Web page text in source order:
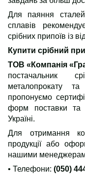
Для паяння
сплавів
срібних припоїв із
Купити срібний
ТОВ «Компанія
постачальник
металопрокату
пропонуємо
форм поставки та
Україні.
Для отримання
продукції або
нашими
• Телефони: (050)